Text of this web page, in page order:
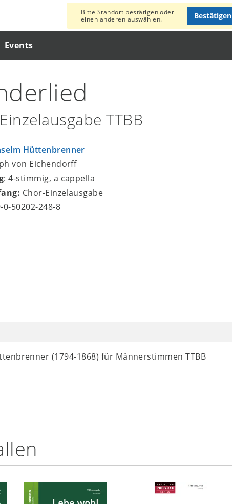
Events
Bitte Standort bestätigen oder
einen anderen auswählen.
Bestätigen
TTBB
Hüttenbrenner
von Eichendorff
: 4-stimmig, a cappella
Chor-Einzelausgabe
0-50202-248-8
(1794-1868) für Männerstimmen TTBB